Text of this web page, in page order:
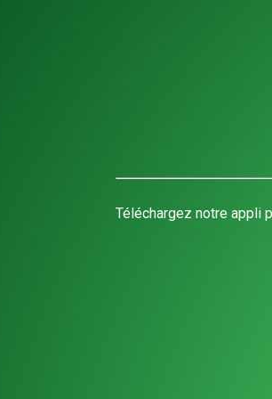
Téléchargez notre appli